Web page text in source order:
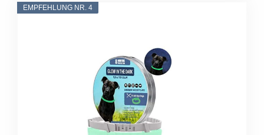
EMPFEHLUNG NR. 4